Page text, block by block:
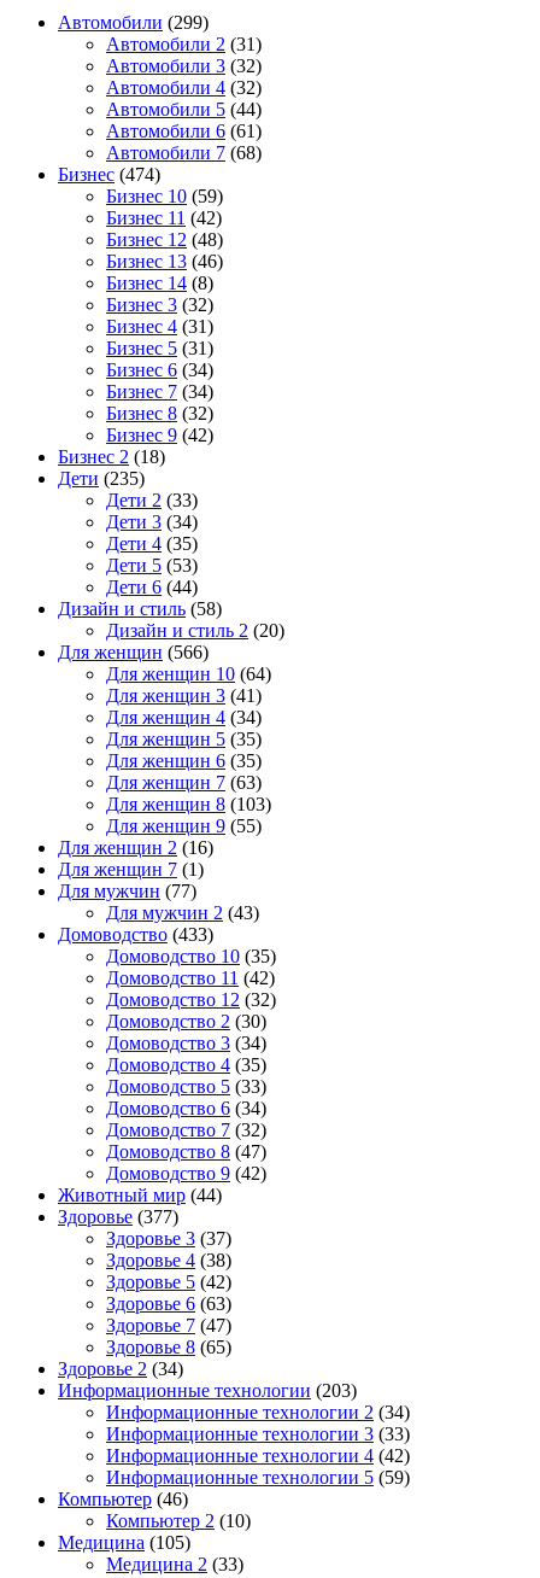
Автомобили (299)
Автомобили 2 (31)
Автомобили 3 (32)
Автомобили 4 (32)
Автомобили 5 (44)
Автомобили 6 (61)
Автомобили 7 (68)
Бизнес (474)
Бизнес 10 (59)
Бизнес 11 (42)
Бизнес 12 (48)
Бизнес 13 (46)
Бизнес 14 (8)
Бизнес 3 (32)
Бизнес 4 (31)
Бизнес 5 (31)
Бизнес 6 (34)
Бизнес 7 (34)
Бизнес 8 (32)
Бизнес 9 (42)
Бизнес 2 (18)
Дети (235)
Дети 2 (33)
Дети 3 (34)
Дети 4 (35)
Дети 5 (53)
Дети 6 (44)
Дизайн и стиль (58)
Дизайн и стиль 2 (20)
Для женщин (566)
Для женщин 10 (64)
Для женщин 3 (41)
Для женщин 4 (34)
Для женщин 5 (35)
Для женщин 6 (35)
Для женщин 7 (63)
Для женщин 8 (103)
Для женщин 9 (55)
Для женщин 2 (16)
Для женщин 7 (1)
Для мужчин (77)
Для мужчин 2 (43)
Домоводство (433)
Домоводство 10 (35)
Домоводство 11 (42)
Домоводство 12 (32)
Домоводство 2 (30)
Домоводство 3 (34)
Домоводство 4 (35)
Домоводство 5 (33)
Домоводство 6 (34)
Домоводство 7 (32)
Домоводство 8 (47)
Домоводство 9 (42)
Животный мир (44)
Здоровье (377)
Здоровье 3 (37)
Здоровье 4 (38)
Здоровье 5 (42)
Здоровье 6 (63)
Здоровье 7 (47)
Здоровье 8 (65)
Здоровье 2 (34)
Информационные технологии (203)
Информационные технологии 2 (34)
Информационные технологии 3 (33)
Информационные технологии 4 (42)
Информационные технологии 5 (59)
Компьютер (46)
Компьютер 2 (10)
Медицина (105)
Медицина 2 (33)